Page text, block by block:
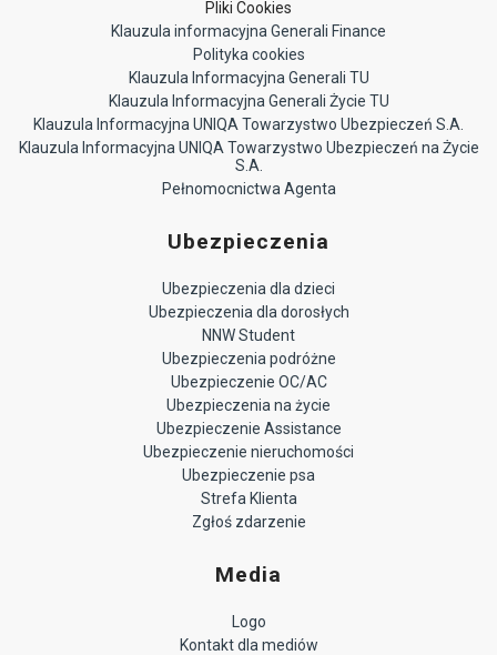
Pliki Cookies
Klauzula informacyjna Generali Finance
Polityka cookies
Klauzula Informacyjna Generali TU
Klauzula Informacyjna Generali Życie TU
Klauzula Informacyjna UNIQA Towarzystwo Ubezpieczeń S.A.
Klauzula Informacyjna UNIQA Towarzystwo Ubezpieczeń na Życie
S.A.
Pełnomocnictwa Agenta
Ubezpieczenia
Ubezpieczenia dla dzieci
Ubezpieczenia dla dorosłych
NNW Student
Ubezpieczenia podróżne
Ubezpieczenie OC/AC
Ubezpieczenia na życie
Ubezpieczenie Assistance
Ubezpieczenie nieruchomości
Ubezpieczenie psa
Strefa Klienta
Zgłoś zdarzenie
Media
Logo
Kontakt dla mediów